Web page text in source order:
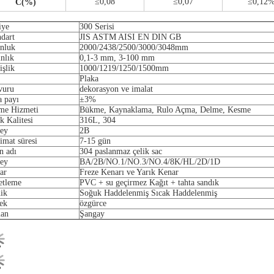
C(%)
300 Serisi
JIS ASTM AISI EN DIN GB
2000/2438/2500/3000/3048mm
0,1-3 mm, 3-100 mm
1000/1219/1250/1500mm
Plaka
dekorasyon ve imalat
payı
±3%
Hizmeti
Bükme, Kaynaklama, Rulo Açma, Delme, Kesme
Kalitesi
316L, 304
2B
süresi
7-15 gün
adı
304 paslanmaz çelik sac
BA/2B/NO.1/NO.3/NO.4/8K/HL/2D/1D
Freze Kenarı ve Yarık Kenar
PVC + su geçirmez Kağıt + tahta sandık
Soğuk Haddelenmiş Sıcak Haddelenmiş
özgürce
Şangay